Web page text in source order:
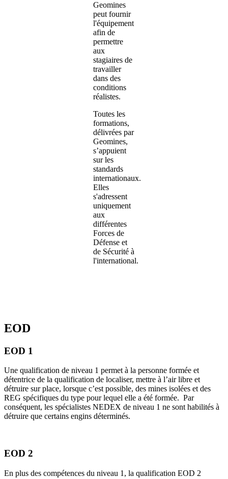
Geomines
peut fournir
l'équipement
afin de
permettre
aux
stagiaires de
travailler
dans des
conditions
réalistes.
Toutes les
formations,
délivrées par
Geomines,
s’appuient
sur les
standards
internationaux.
Elles
s'adressent
uniquement
aux
différentes
Forces de
Défense et
de Sécurité à
l'international.
EOD
EOD 1
Une qualification de niveau 1 permet à la personne formée et
détentrice de la qualification de localiser, mettre à l’air libre et
détruire sur place, lorsque c’est possible, des mines isolées et des
REG spécifiques du type pour lequel elle a été formée. Par
conséquent, les spécialistes NEDEX de niveau 1 ne sont habilités à
détruire que certains engins déterminés.
EOD 2
En plus des compétences du niveau 1, la qualification EOD 2